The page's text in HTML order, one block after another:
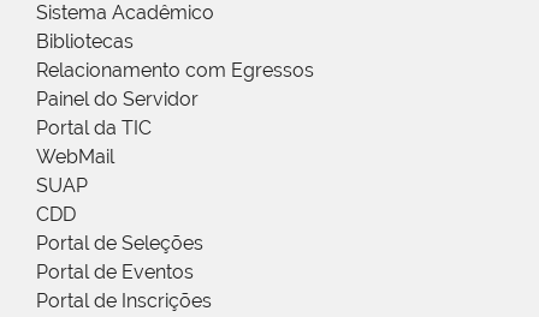
Sistema Acadêmico
Bibliotecas
Relacionamento com Egressos
Painel do Servidor
Portal da TIC
WebMail
SUAP
CDD
Portal de Seleções
Portal de Eventos
Portal de Inscrições